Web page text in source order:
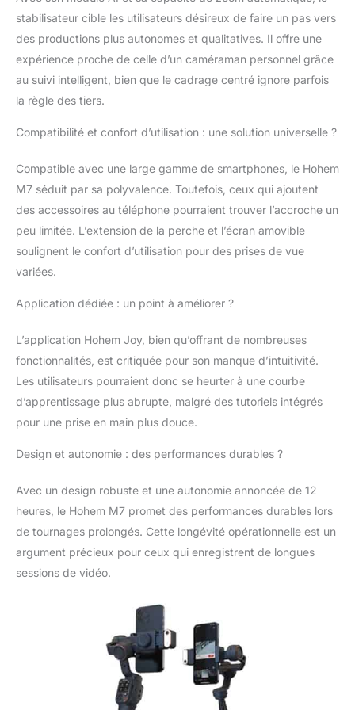
Idéal pour le sport ou la
danse, il identifie
intelligemment le sujet
et maintient une
composition stable
【𝐏𝐞𝐫𝐜𝐡𝐞 𝐓é𝐥𝐞𝐬𝐜𝐨𝐩𝐢𝐪𝐮𝐞
télescopique robuste
permet des angles
variés sans application.
Passez instantanément
d'un angle "vue
d'animal" à une
dignes d'un
structure mécanique
unique assure une
stabilité parfaite, même
déployée. 【𝐒𝐲𝐬𝐭è𝐦𝐞
𝐝'é𝐜𝐥𝐚𝐢𝐫𝐚𝐠𝐞 𝐈𝐧𝐭𝐞𝐥𝐥𝐢𝐠𝐞𝐧𝐭
éclairage avant/arrière
et température de
couleur (2700K-
instantanément
l'ambiance lumineuse
pour transformer des
scènes ordinaires en
plans
cinématographiques.
【𝐂𝐨𝐦𝐩𝐚𝐭𝐢𝐛𝐢𝐥𝐢𝐭é 𝐌𝐮𝐥𝐭𝐢-
𝐚𝐜𝐜𝐞𝐬𝐬𝐨𝐢𝐫𝐞𝐬 & 𝟓𝟎𝟎𝐠 𝐝𝐞
stabilisateur cible les utilisateurs désireux de faire un pas vers
des productions plus autonomes et qualitatives. Il offre une
expérience proche de celle d’un caméraman personnel grâce
au suivi intelligent, bien que le cadrage centré ignore parfois
la règle des tiers.
Compatibilité et confort d’utilisation : une solution universelle ?
Compatible avec une large gamme de smartphones, le Hohem
M7 séduit par sa polyvalence. Toutefois, ceux qui ajoutent
des accessoires au téléphone pourraient trouver l’accroche un
peu limitée. L’extension de la perche et l’écran amovible
soulignent le confort d’utilisation pour des prises de vue
variées.
Application dédiée : un point à améliorer ?
L’application Hohem Joy, bien qu’offrant de nombreuses
fonctionnalités, est critiquée pour son manque d’intuitivité.
Les utilisateurs pourraient donc se heurter à une courbe
d’apprentissage plus abrupte, malgré des tutoriels intégrés
pour une prise en main plus douce.
Design et autonomie : des performances durables ?
Avec un design robuste et une autonomie annoncée de 12
heures, le Hohem M7 promet des performances durables lors
de tournages prolongés. Cette longévité opérationnelle est un
argument précieux pour ceux qui enregistrent de longues
sessions de vidéo.